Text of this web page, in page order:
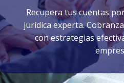
Recupera tus cuentas
jurídica experta.
con estrategias